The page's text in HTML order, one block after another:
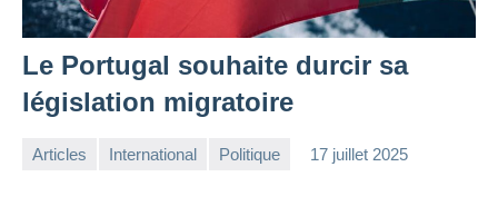
Le Portugal souhaite durcir sa
législation migratoire
Articles International Politique 17 juillet 2025